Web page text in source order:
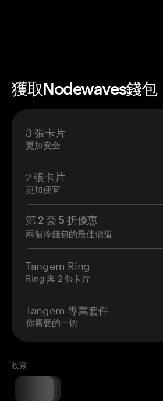
獲取Nodewaves錢包
3 張卡片
更加安全
2 張卡片
更加便宜
第 2 套 5 折優惠
兩個冷錢包的最佳價值
Tangem Ring
Ring 與 2 張卡片
Tangem 專業套件
你需要的一切
收藏